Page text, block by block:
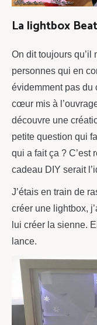
La lightbox
On dit toujours qu’il
personnes qui en
évidemment pas du
cœur mis à
découvre une
petite question qui
qui a fait ça ? C’est
cadeau DIY serait
J’étais en train de
créer une lightbox,
lui créer la sienne.
lance.